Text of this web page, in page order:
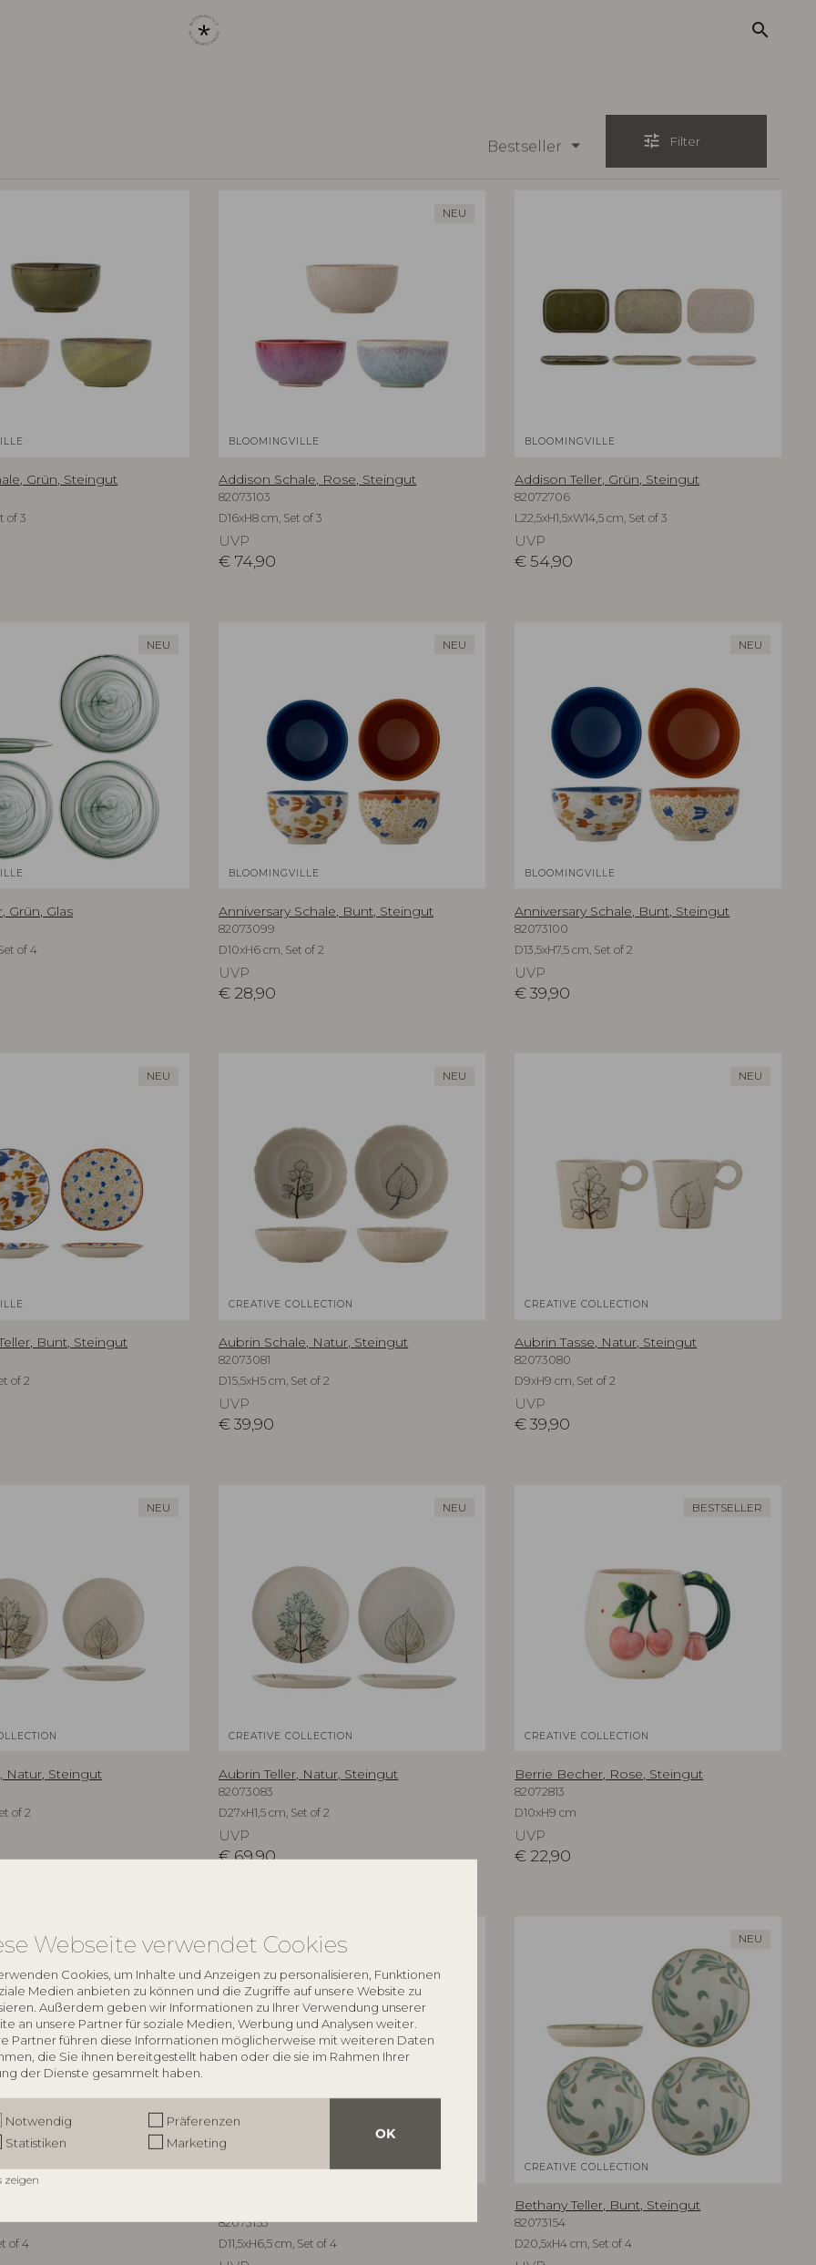
Webseite verwendet Cookies
Cookies, um Inhalte und Anzeigen zu personalisieren, Funktionen
Medien anbieten zu können und die Zugriffe auf unsere Website zu
Außerdem geben wir Informationen zu Ihrer Verwendung unserer
an unsere Partner für soziale Medien, Werbung und Analysen weiter.
Partner führen diese Informationen möglicherweise mit weiteren Daten
die Sie ihnen bereitgestellt haben oder die sie im Rahmen Ihrer
der Dienste gesammelt haben.
OK
Notwendig
Präferenzen
Statistiken
Marketing
zeigen
search
Bestseller tune Filter
Grün, Steingut
of 3
NEU
BLOOMINGVILLE
Addison Schale, Rose, Steingut
82073103
D16xH8 cm, Set of 3
UVP
€ 74,90
BLOOMINGVILLE
Addison Teller, Grün, Steingut
82072706
L22,5xH1,5xW14,5 cm, Set of 3
UVP
€ 54,90
NEU
Grün, Glas
of 4
NEU
BLOOMINGVILLE
Anniversary Schale, Bunt, Steingut
82073099
D10xH6 cm, Set of 2
UVP
€ 28,90
NEU
BLOOMINGVILLE
Anniversary Schale, Bunt, Steingut
82073100
D13,5xH7,5 cm, Set of 2
UVP
€ 39,90
NEU
Bunt, Steingut
of 2
NEU
CREATIVE COLLECTION
Aubrin Schale, Natur, Steingut
82073081
D15,5xH5 cm, Set of 2
UVP
€ 39,90
NEU
CREATIVE COLLECTION
Aubrin Tasse, Natur, Steingut
82073080
D9xH9 cm, Set of 2
UVP
€ 39,90
NEU
Natur, Steingut
of 2
NEU
CREATIVE COLLECTION
Aubrin Teller, Natur, Steingut
82073083
D27xH1,5 cm, Set of 2
UVP
€69,90
BESTSELLER
CREATIVE COLLECTION
Berrie Becher, Rose, Steingut
82072813
D10xH9 cm
UVP
€ 22,90
NEU
Bunt, Steingut
of 4
CREATIVE COLLECTION
82073153
D11,5xH6,5 cm, Set of 4
NEU
CREATIVE COLLECTION
Bethany Teller, Bunt, Steingut
82073154
D20,5xH4 cm, Set of 4